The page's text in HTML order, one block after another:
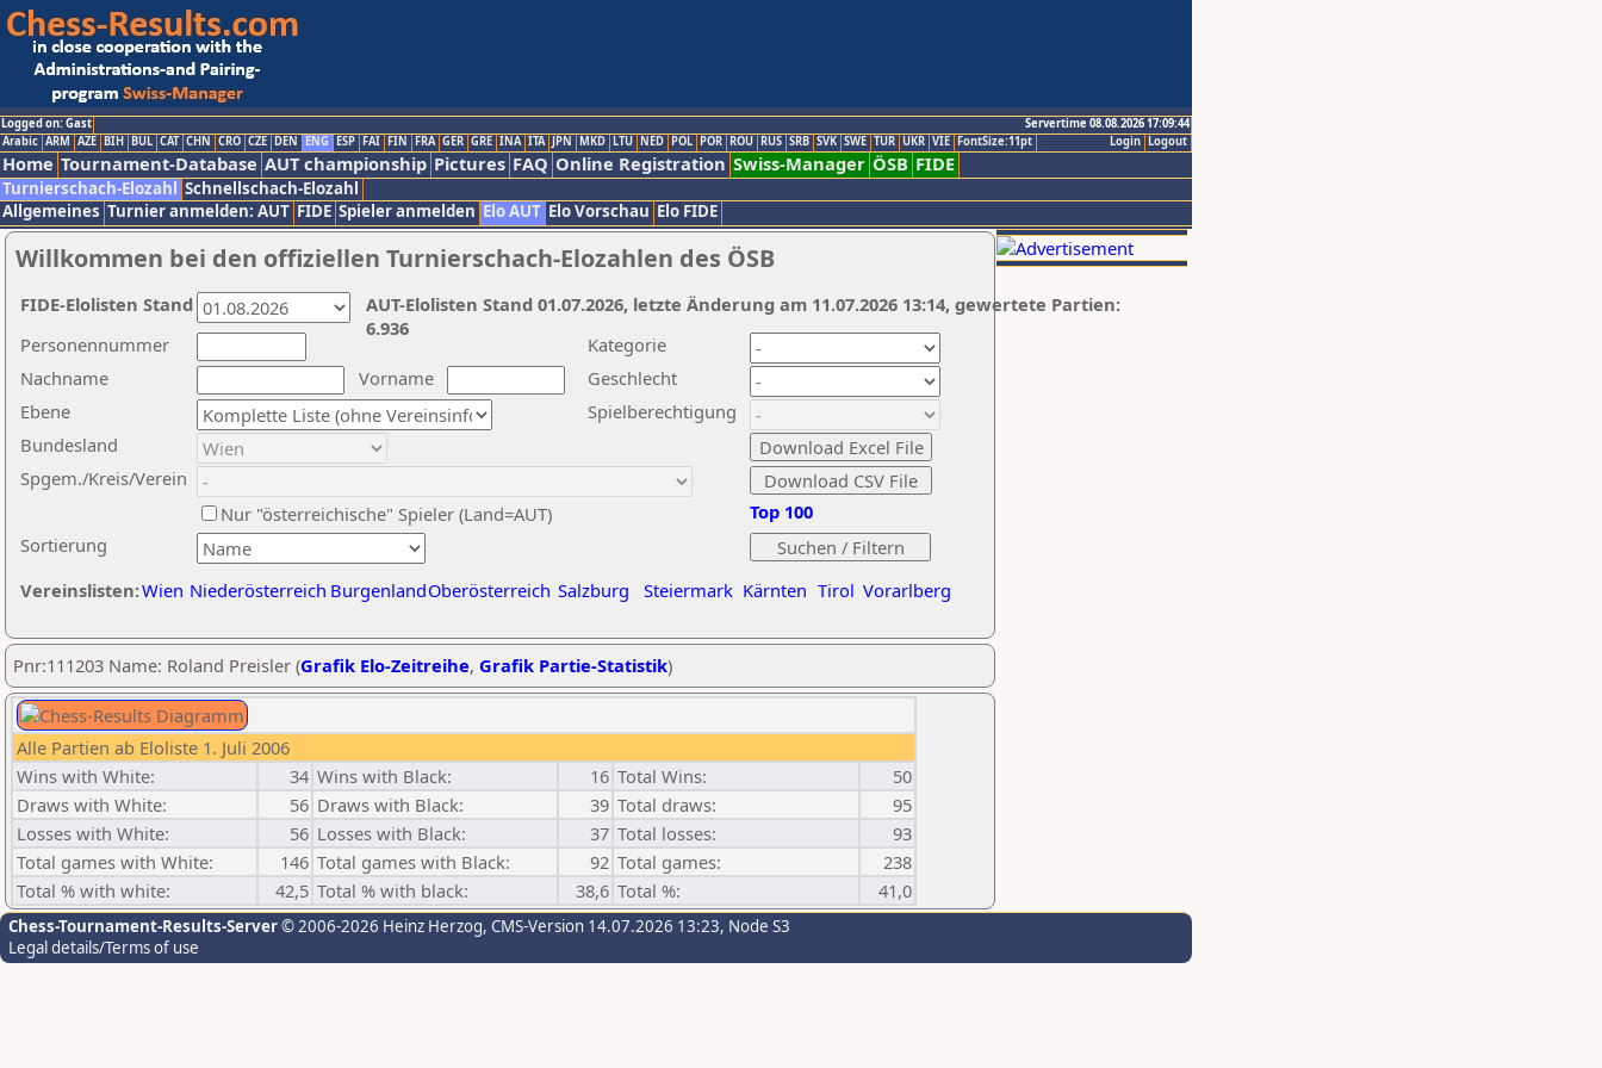
Logged on: Gast
Servertime 08.08.2026 17:09:44
Logout
Login
Arabic ARM AZE BIH BUL CAT CHN CRO CZE DEN ENG ESP FAI FIN FRA GER GRE INA ITA JPN MKD LTU NED POL POR ROU RUS SRB SVK SWE TUR UKR VIE FontSize:11pt
Home Tournament-Database AUT championship Pictures FAQ Online Registration Swiss-Manager ÖSB FIDE
Turnierschach-Elozahl Schnellschach-Elozahl
Allgemeines Turnier anmelden: AUT FIDE Spieler anmelden Elo AUT Elo Vorschau Elo FIDE
Willkommen bei den offiziellen Turnierschach-Elozahlen des ÖSB
Nachname
Vorname
Ebene
Kategorie
Sortierung
Personennummer
Bundesland
Spgem./Kreis/Verein
Geschlecht
Nur "österreichische" Spieler (Land=AUT)
Spielberechtigung
Vereinslisten:Wien Niederösterreich BurgenlandOberösterreich Salzburg Steiermark Kärnten Tirol Vorarlberg
Top 100
AUT-Elolisten Stand 01.07.2026, letzte Änderung am 11.07.2026 13:14, gewertete Partien:
6.936
FIDE-Elolisten Stand
Pnr:111203 Name: Roland Preisler (Grafik Elo-Zeitreihe, Grafik Partie-Statistik)
Alle Partien ab Eloliste 1. Juli 2006
Wins with White:
34 Wins with Black: 16 Total Wins:
50
Draws with White:
56 Draws with Black: 39 Total draws:
95
Losses with White:
56 Losses with Black: 37 Total losses:
93
Total games with White:
146 Total games with Black: 92 Total games:
238
Total % with white:
42,5 Total % with black: 38,6 Total %: 41,0
Chess-Tournament-Results-Server© 2006-2026 Heinz Herzog, CMS-Version 14.07.2026 13:23, Node S3
Legal details/Terms of use